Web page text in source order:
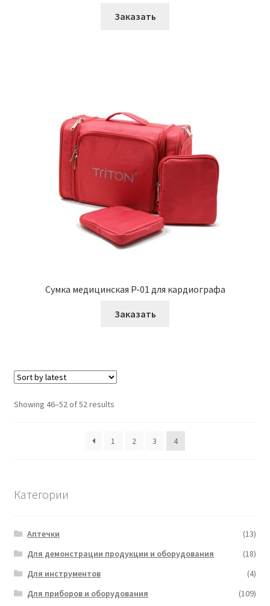
Заказать
Сумка медицинская P-01 для кардиографа
Заказать
Showing 46–52 of 52 results
1 2 3 4
Категории
Аптечки
(13)
Для демонстрации продукции и оборудования
(18)
Для инструментов
(4)
Для приборов и оборудования
(109)